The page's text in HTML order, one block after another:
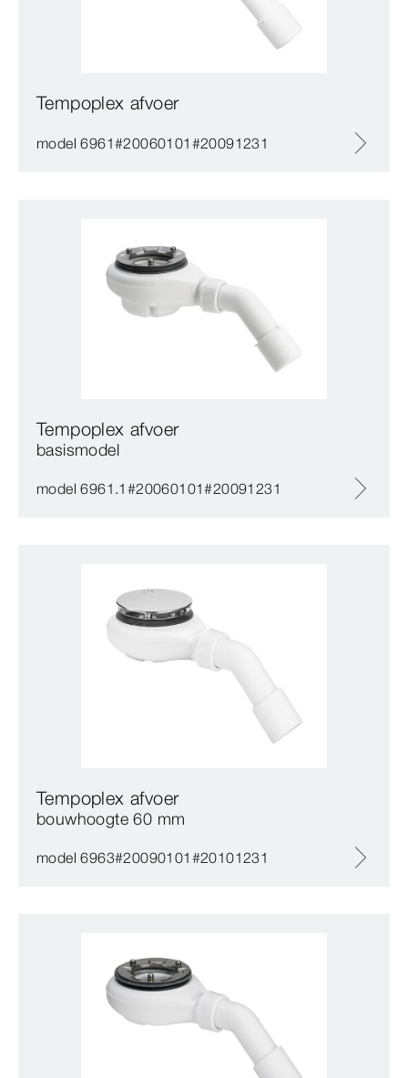
Tempoplex afvoer
model 6961#20060101#20091231
Tempoplex afvoer
basismodel
model 6961.1#20060101#20091231
Tempoplex afvoer
bouwhoogte 60 mm
model 6963#20090101#20101231